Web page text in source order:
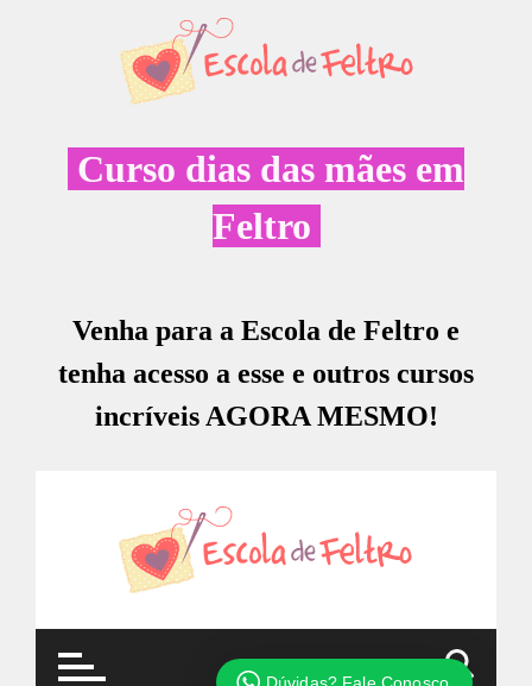
Curso dias das mães em
Feltro
Venha para a Escola de Feltro e
tenha acesso a esse e outros cursos
incríveisAGORA MESMO!